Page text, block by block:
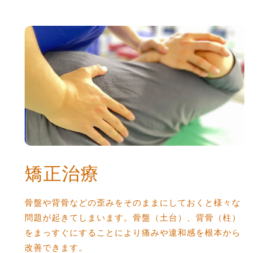
矯正治療
矯正治療
骨盤や背骨などの歪みをそのままにしておくと様々な
問題が起きてしまいます。骨盤（土台）、背骨（柱）
をまっすぐにすることにより痛みや違和感を根本から
改善できます。